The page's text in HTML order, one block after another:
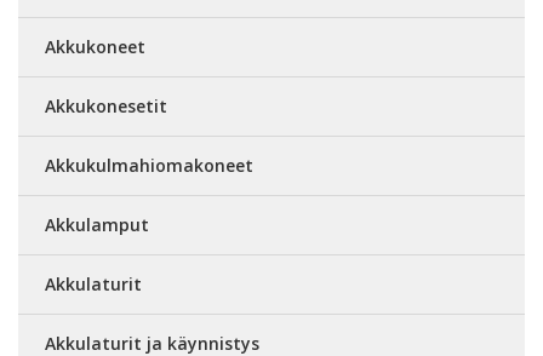
Akkukoneet
Akkukonesetit
Akkukulmahiomakoneet
Akkulamput
Akkulaturit
Akkulaturit ja käynnistys